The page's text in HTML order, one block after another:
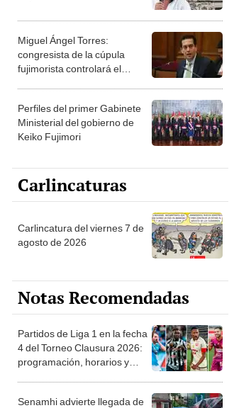
Miguel Ángel Torres:
congresista de la cúpula
fujimorista controlará el
Perfiles del primer Gabinete
Ministerial del gobierno de
Keiko Fujimori
Carlincaturas
Carlincatura del viernes 7 de
agosto de 2026
Notas Recomendadas
Partidos de Liga 1 en la fecha
4 del Torneo Clausura 2026:
programación, horarios y
Senamhi advierte llegada de